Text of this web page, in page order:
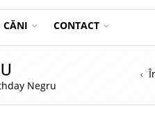
CĂNI CONTACT
Negru